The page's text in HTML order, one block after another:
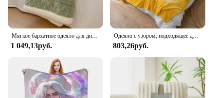
1 049,13руб.
Одеяло с узором, подходящее для диванов, кроватей, мягкое и H-толстовое одеяло, мягкое одеяло для диванов
803,26руб.